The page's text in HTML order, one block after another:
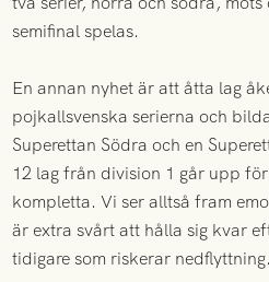
semifinal spelas.
En annan nyhet är att åtta lag
pojkallsvenska serierna och
Superettan Södra och en
12 lag från division 1 går upp
kompletta. Vi ser alltså fram
är extra svårt att hålla sig kvar
tidigare som riskerar nedflyttning.